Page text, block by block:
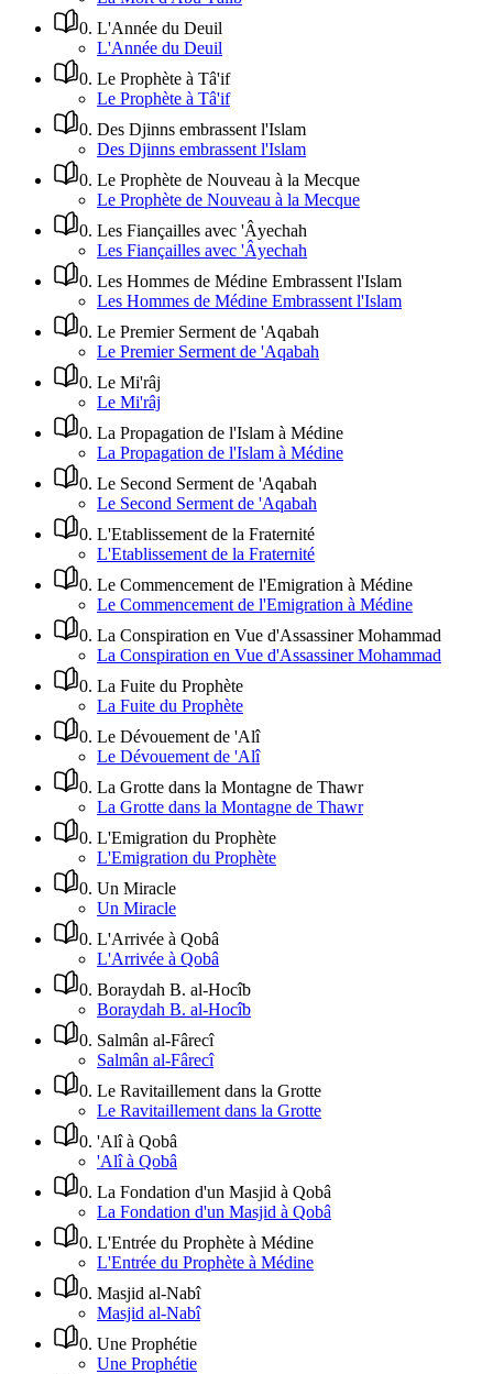
0. L'Année du Deuil
L'Année du Deuil
0. Le Prophète à Tâ'if
Le Prophète à Tâ'if
0. Des Djinns embrassent l'Islam
Des Djinns embrassent l'Islam
0. Le Prophète de Nouveau à la Mecque
Le Prophète de Nouveau à la Mecque
0. Les Fiançailles avec 'Âyechah
Les Fiançailles avec 'Âyechah
0. Les Hommes de Médine Embrassent l'Islam
Les Hommes de Médine Embrassent l'Islam
0. Le Premier Serment de 'Aqabah
Le Premier Serment de 'Aqabah
0. Le Mi'râj
Le Mi'râj
0. La Propagation de l'Islam à Médine
La Propagation de l'Islam à Médine
0. Le Second Serment de 'Aqabah
Le Second Serment de 'Aqabah
0. L'Etablissement de la Fraternité
L'Etablissement de la Fraternité
0. Le Commencement de l'Emigration à Médine
Le Commencement de l'Emigration à Médine
0. La Conspiration en Vue d'Assassiner Mohammad
La Conspiration en Vue d'Assassiner Mohammad
0. La Fuite du Prophète
La Fuite du Prophète
0. Le Dévouement de 'Alî
Le Dévouement de 'Alî
0. La Grotte dans la Montagne de Thawr
La Grotte dans la Montagne de Thawr
0. L'Emigration du Prophète
L'Emigration du Prophète
0. Un Miracle
Un Miracle
0. L'Arrivée à Qobâ
L'Arrivée à Qobâ
0. Boraydah B. al-Hocîb
Boraydah B. al-Hocîb
0. Salmân al-Fârecî
Salmân al-Fârecî
0. Le Ravitaillement dans la Grotte
Le Ravitaillement dans la Grotte
0. 'Alî à Qobâ
'Alî à Qobâ
0. La Fondation d'un Masjid à Qobâ
La Fondation d'un Masjid à Qobâ
0. L'Entrée du Prophète à Médine
L'Entrée du Prophète à Médine
0. Masjid al-Nabî
Masjid al-Nabî
0. Une Prophétie
Une Prophétie